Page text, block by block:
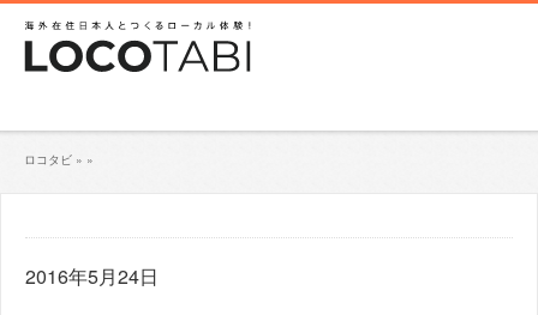
ロコタビ » »
2016年5月24日